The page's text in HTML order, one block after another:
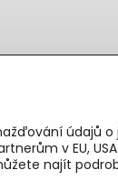
údajů o
v EU,
najít